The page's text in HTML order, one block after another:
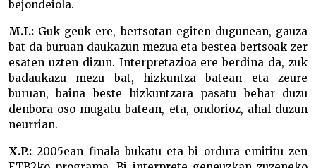
bejondeiola.
M.I.: Guk geuk ere, bertsotan egiten dugunean, gauza
bat da buruan daukazun mezua eta bestea bertsoak zer
esaten uzten dizun. Interpretazioa ere berdina da, zuk
badaukazu mezu bat, hizkuntza batean eta zeure
buruan, baina beste hizkuntzara pasatu behar duzu
denbora oso mugatu batean, eta, ondorioz, ahal duzun
neurrian.
X.P.: 2005ean finala bukatu eta bi ordura emititu zen